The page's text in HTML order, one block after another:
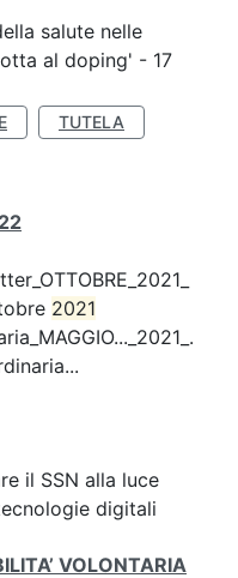
salute nelle
al doping' - 17
TUTELA
2021
il SSN alla luce
digitali
VOLONTARIA